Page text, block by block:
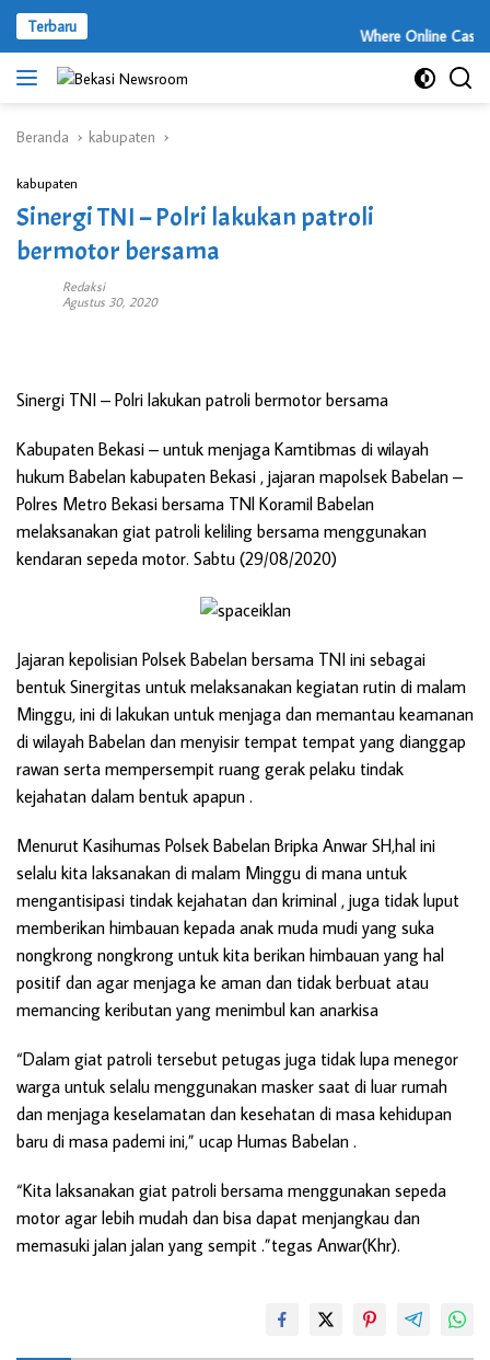
Langsung
konten
Terbaru Where Online
Beranda kabupaten
kabupaten
Sinergi TNI – Polri lakukan patroli
bermotor bersama
Redaksi
Agustus 30, 2020
Sinergi TNI – Polri lakukan patroli bermotor bersama
Kabupaten Bekasi – untuk menjaga Kamtibmas di wilayah
hukum Babelan kabupaten Bekasi , jajaran mapolsek Babelan –
Polres Metro Bekasi bersama TNl Koramil Babelan
melaksanakan giat patroli keliling bersama menggunakan
kendaran sepeda motor. Sabtu (29/08/2020)
Jajaran kepolisian Polsek Babelan bersama TNI ini sebagai
bentuk Sinergitas untuk melaksanakan kegiatan rutin di malam
Minggu, ini di lakukan untuk menjaga dan memantau keamanan
di wilayah Babelan dan menyisir tempat tempat yang dianggap
rawan serta mempersempit ruang gerak pelaku tindak
kejahatan dalam bentuk apapun .
Menurut Kasihumas Polsek Babelan Bripka Anwar SH,hal ini
selalu kita laksanakan di malam Minggu di mana untuk
mengantisipasi tindak kejahatan dan kriminal , juga tidak luput
memberikan himbauan kepada anak muda mudi yang suka
nongkrong nongkrong untuk kita berikan himbauan yang hal
positif dan agar menjaga ke aman dan tidak berbuat atau
memancing keributan yang menimbul kan anarkisa
“Dalam giat patroli tersebut petugas juga tidak lupa menegor
warga untuk selalu menggunakan masker saat di luar rumah
dan menjaga keselamatan dan kesehatan di masa kehidupan
baru di masa pademi ini,” ucap Humas Babelan .
“Kita laksanakan giat patroli bersama menggunakan sepeda
motor agar lebih mudah dan bisa dapat menjangkau dan
memasuki jalan jalan yang sempit .”tegas Anwar(Khr).